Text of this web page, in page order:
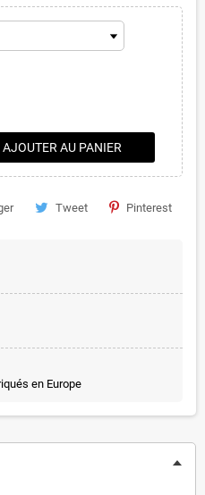
AJOUTER AU PANIER
Tweet Pinterest
en Europe